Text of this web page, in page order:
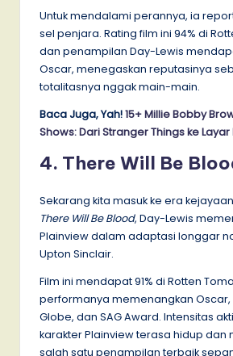
Untuk mendalami perannya, ia
sel penjara. Rating film ini 94% di
dan penampilan Day-Lewis
Oscar, menegaskan reputasinya
totalitasnya nggak main-main.
Baca Juga, Yah!15+ Millie Bobby
Shows: Dari Stranger Things ke Layar
4. There Will Be
Sekarang kita masuk ke era
There Will Be Blood, Day-Lewis
Plainview dalam adaptasi longgar
Upton Sinclair.
Film ini mendapat 91% di Rotten
performanya memenangkan Oscar,
Globe, dan SAG Award. Intensitas
karakter Plainview terasa hidup
salah satu penampilan terbaik